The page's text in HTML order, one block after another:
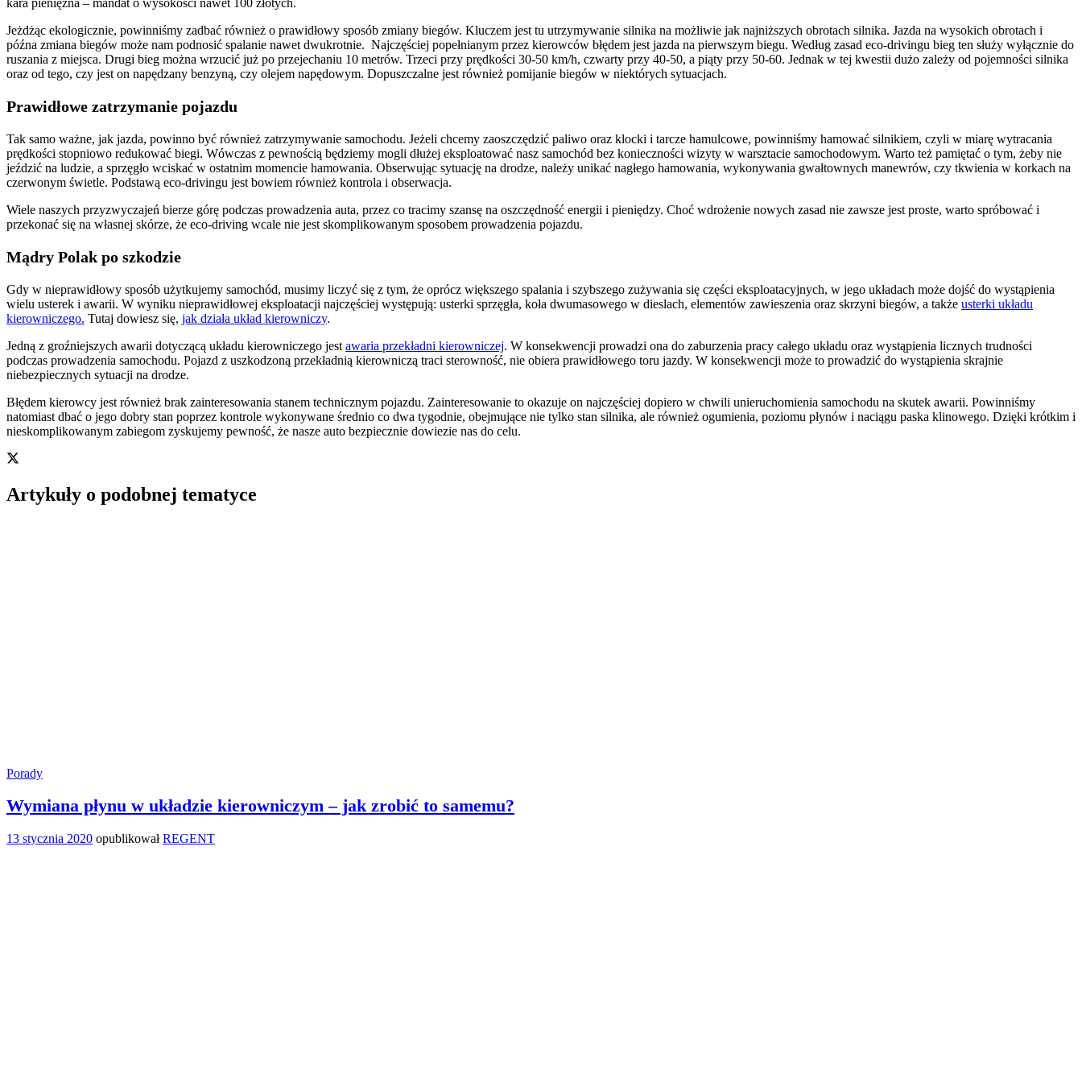
kara pieniężna – mandat o wysokości nawet 100 złotych.
Jeżdżąc ekologicznie, powinniśmy zadbać również o prawidłowy sposób zmiany biegów. Kluczem jest tu utrzymywanie silnika na możliwie jak najniższych obrotach silnika. Jazda na wysokich obrotach i
późna zmiana biegów może nam podnosić spalanie nawet dwukrotnie. Najczęściej popełnianym przez kierowców błędem jest jazda na pierwszym biegu. Według zasad eco-drivingu bieg ten służy wyłącznie do
ruszania z miejsca. Drugi bieg można wrzucić już po przejechaniu 10 metrów. Trzeci przy prędkości 30-50 km/h, czwarty przy 40-50, a piąty przy 50-60. Jednak w tej kwestii dużo zależy od pojemności silnika
oraz od tego, czy jest on napędzany benzyną, czy olejem napędowym. Dopuszczalne jest również pomijanie biegów w niektórych sytuacjach.
Prawidłowe zatrzymanie pojazdu
Tak samo ważne, jak jazda, powinno być również zatrzymywanie samochodu. Jeżeli chcemy zaoszczędzić paliwo oraz klocki i tarcze hamulcowe, powinniśmy hamować silnikiem, czyli w miarę wytracania
prędkości stopniowo redukować biegi. Wówczas z pewnością będziemy mogli dłużej eksploatować nasz samochód bez konieczności wizyty w warsztacie samochodowym. Warto też pamiętać o tym, żeby nie
jeździć na ludzie, a sprzęgło wciskać w ostatnim momencie hamowania. Obserwując sytuację na drodze, należy unikać nagłego hamowania, wykonywania gwałtownych manewrów, czy tkwienia w korkach na
czerwonym świetle. Podstawą eco-drivingu jest bowiem również kontrola i obserwacja.
Wiele naszych przyzwyczajeń bierze górę podczas prowadzenia auta, przez co tracimy szansę na oszczędność energii i pieniędzy. Choć wdrożenie nowych zasad nie zawsze jest proste, warto spróbować i
przekonać się na własnej skórze, że eco-driving wcale nie jest skomplikowanym sposobem prowadzenia pojazdu.
Mądry Polak po szkodzie
Gdy w nieprawidłowy sposób użytkujemy samochód, musimy liczyć się z tym, że oprócz większego spalania i szybszego zużywania się części eksploatacyjnych, w jego układach może dojść do wystąpienia
wielu usterek i awarii. W wyniku nieprawidłowej eksploatacji najczęściej występują: usterki sprzęgła, koła dwumasowego w dieslach, elementów zawieszenia oraz skrzyni biegów, a także usterki układu
kierowniczego. Tutaj dowiesz się, jak działa układ kierowniczy.
Jedną z groźniejszych awarii dotyczącą układu kierowniczego jest awaria przekładni kierowniczej. W konsekwencji prowadzi ona do zaburzenia pracy całego układu oraz wystąpienia licznych trudności
podczas prowadzenia samochodu. Pojazd z uszkodzoną przekładnią kierowniczą traci sterowność, nie obiera prawidłowego toru jazdy. W konsekwencji może to prowadzić do wystąpienia skrajnie
niebezpiecznych sytuacji na drodze.
Błędem kierowcy jest również brak zainteresowania stanem technicznym pojazdu. Zainteresowanie to okazuje on najczęściej dopiero w chwili unieruchomienia samochodu na skutek awarii. Powinniśmy
natomiast dbać o jego dobry stan poprzez kontrole wykonywane średnio co dwa tygodnie, obejmujące nie tylko stan silnika, ale również ogumienia, poziomu płynów i naciągu paska klinowego. Dzięki krótkim i
nieskomplikowanym zabiegom zyskujemy pewność, że nasze auto bezpiecznie dowiezie nas do celu.
Artykuły o podobnej tematyce
Porady
Wymiana płynu w układzie kierowniczym – jak zrobić to samemu?
13 stycznia 2020 opublikowałREGENT